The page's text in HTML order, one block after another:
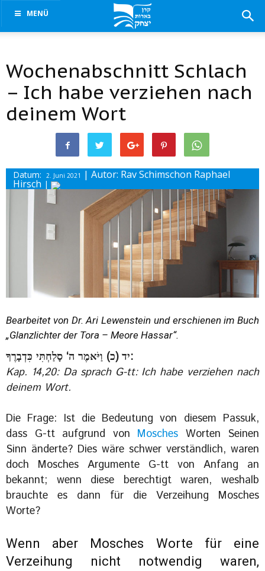
MENÜ
Wochenabschnitt Schlach
– Ich habe verziehen nach
deinem Wort
Datum: 2. Juni 2021 | Autor: Rav Schimschon Raphael
Hirsch | Drucke diesen Beitrag
Bearbeitet von Dr. Ari Lewenstein und erschienen im Buch
„Glanzlichter der Tora – Meore Hassar“.
יד (כ) וַיֹּאמֶר ה‘ סָלַחְתִּי כִּדְבָרֶךָ:
Kap. 14,20: Da sprach G-tt: Ich habe verziehen nach
deinem Wort.
Die Frage: Ist die Bedeutung von diesem Passuk,
dass G-tt aufgrund von Mosches Worten Seinen
Sinn änderte? Dies wäre schwer verständlich, waren
doch Mosches Argumente G-tt von Anfang an
bekannt; wenn diese berechtigt waren, weshalb
brauchte es dann für die Verzeihung Mosches
Worte?
Wenn aber Mosches Worte für eine
Verzeihung nicht notwendig waren,